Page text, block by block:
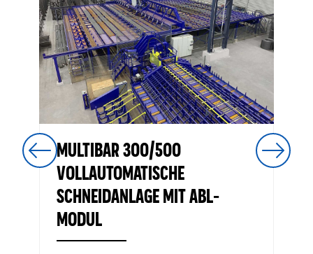
MULTIBAR 300/500
VOLLAUTOMATISCHE
SCHNEIDANLAGE MIT ABL-
MODUL